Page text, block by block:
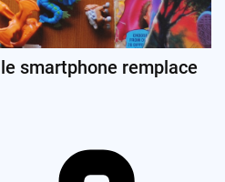
smartphone remplace